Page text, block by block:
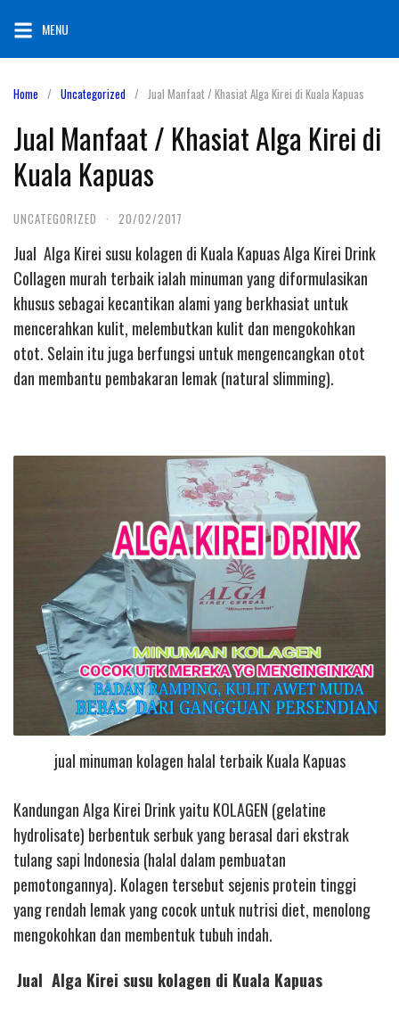
content
MENU
Home Uncategorized Jual Manfaat / Khasiat Alga Kirei di Kuala Kapuas
Jual Manfaat / Khasiat Alga Kirei di
Kuala Kapuas
UNCATEGORIZED · 20/02/2017
Jual Alga Kirei susu kolagen di Kuala Kapuas Alga Kirei Drink
Collagen murah terbaik ialah minuman yang diformulasikan
khusus sebagai kecantikan alami yang berkhasiat untuk
mencerahkan kulit, melembutkan kulit dan mengokohkan
otot. Selain itu juga berfungsi untuk mengencangkan otot
dan membantu pembakaran lemak (natural slimming).
jual minuman kolagen halal terbaik Kuala Kapuas
Kandungan Alga Kirei Drink yaitu KOLAGEN (gelatine
hydrolisate) berbentuk serbuk yang berasal dari ekstrak
tulang sapi Indonesia (halal dalam pembuatan
pemotongannya). Kolagen tersebut sejenis protein tinggi
yang rendah lemak yang cocok untuk nutrisi diet, menolong
mengokohkan dan membentuk tubuh indah.
Jual Alga Kirei susu kolagen di Kuala Kapuas